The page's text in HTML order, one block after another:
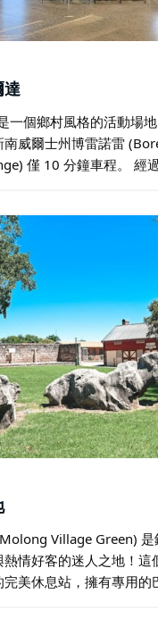
達
一個鄉村風格的活動場
南威爾士州博雷諾雷
僅 10 分鐘車程。 經
Village Green) 是
熱情好客的迷人之地！這
美休息站，擁有專用的